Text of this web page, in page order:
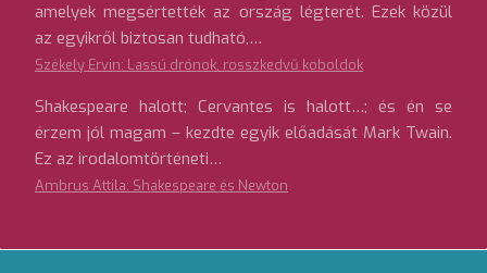
amelyek megsértették az ország légterét. Ezek közül
az egyikről biztosan tudható,…
Székely Ervin: Lassú drónok, rosszkedvű koboldok
Shakespeare halott; Cervantes is halott…; és én se
érzem jól magam – kezdte egyik előadását Mark Twain.
Ez az irodalomtörténeti…
Ambrus Attila: Shakespeare és Newton